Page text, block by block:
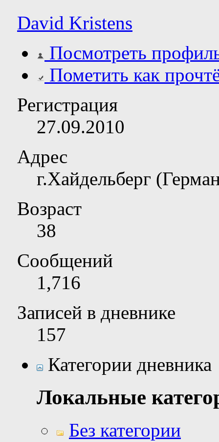
David Kristens
Посмотреть
Пометить как
Регистрация
27.09.2010
Адрес
г.Хайдельберг
Возраст
38
Сообщений
1,716
Записей в дневнике
157
Категории дневника
Локальные
Без категории